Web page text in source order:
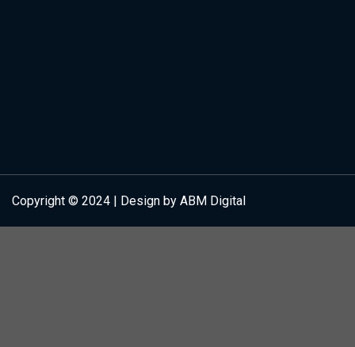
Copyright © 2024 | Design by ABM Digital